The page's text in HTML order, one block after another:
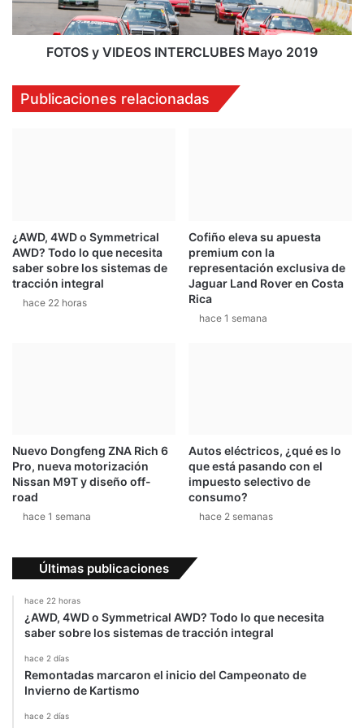
o
l
s
e
l
p
e
m
a
D
S
B
E
S
M
FOTOS y VIDEOS INTERCLUBES Mayo 2019
Publicaciones relacionadas
¿AWD, 4WD o Symmetrical
AWD? Todo lo que necesita
saber sobre los sistemas de
tracción integral
hace 22 horas
Cofiño eleva su apuesta
premium con la
representación exclusiva de
Jaguar Land Rover en Costa
Rica
hace 1 semana
Nuevo Dongfeng ZNA Rich 6
Pro, nueva motorización
Nissan M9T y diseño off-
road
hace 1 semana
Autos eléctricos, ¿qué es lo
que está pasando con el
impuesto selectivo de
consumo?
hace 2 semanas
Últimas publicaciones
hace 22 horas
¿AWD, 4WD o Symmetrical AWD? Todo lo que necesita
saber sobre los sistemas de tracción integral
hace 2 días
Remontadas marcaron el inicio del Campeonato de
Invierno de Kartismo
hace 2 días